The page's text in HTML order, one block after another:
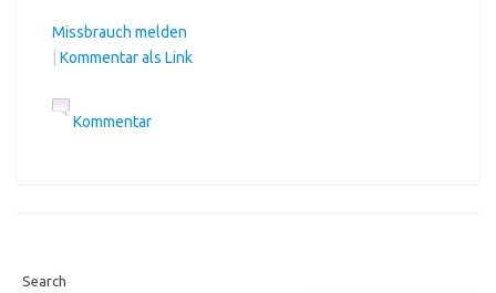
Missbrauch melden
Kommentar als Link
Kommentar
Search